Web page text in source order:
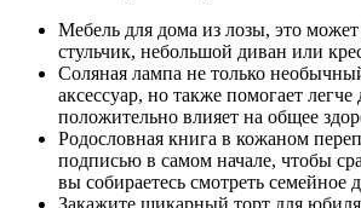
Мебель для дома из лозы, это
стульчик, небольшой диван или
Соляная лампа не только
аксессуар, но также помогает
положительно влияет на общее
Родословная книга в кожаном
подписью в самом начале, чтобы
вы собираетесь смотреть семейное
Закажите шикарный торт для